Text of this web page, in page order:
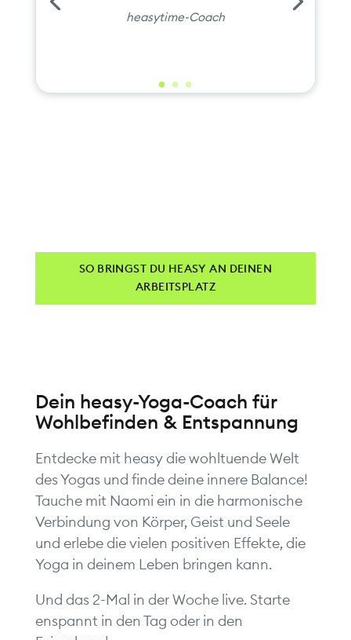
heasytime-Coach
SO BRINGST DU HEASY AN DEINEN
ARBEITSPLATZ
Dein heasy-Yoga-Coach für
Wohlbefinden & Entspannung
Entdecke mit heasy die wohltuende Welt
des Yogas und finde deine innere Balance!
Tauche mit Naomi ein in die harmonische
Verbindung von Körper, Geist und Seele
und erlebe die vielen positiven Effekte, die
Yoga in deinem Leben bringen kann.
Und das 2-Mal in der Woche live. Starte
enspannt in den Tag oder in den